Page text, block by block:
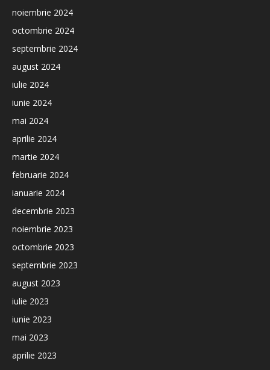
noiembrie 2024
octombrie 2024
septembrie 2024
august 2024
iulie 2024
iunie 2024
mai 2024
aprilie 2024
martie 2024
februarie 2024
ianuarie 2024
decembrie 2023
noiembrie 2023
octombrie 2023
septembrie 2023
august 2023
iulie 2023
iunie 2023
mai 2023
aprilie 2023